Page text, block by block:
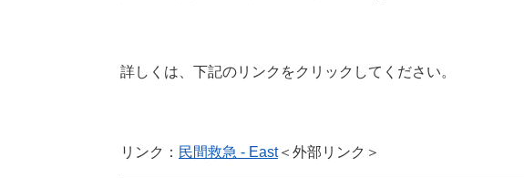
詳しくは、下記のリンクをクリックしてください。
リンク： 民間救急 - East＜外部リンク＞